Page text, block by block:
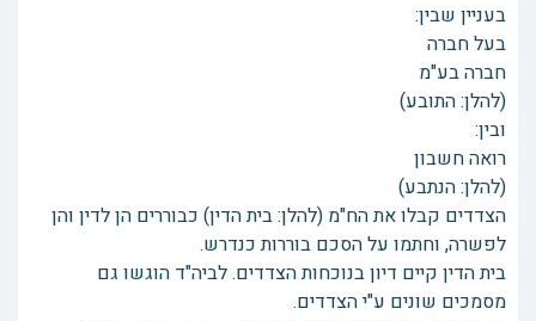
בעניין שבין:
בעל חברה
חברה בע"מ
(להלן: התובע)
ובין:
רואה חשבון
(להלן: הנתבע)
הצדדים קבלו את הח"מ (להלן: בית הדין) כבוררים הן לדין והן
לפשרה, וחתמו על הסכם בוררות כנדרש.
בית הדין קיים דיון בנוכחות הצדדים. לביה"ד הוגשו גם
מסמכים שונים ע"י הצדדים.